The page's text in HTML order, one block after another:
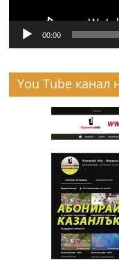
00:00
You Tube канал